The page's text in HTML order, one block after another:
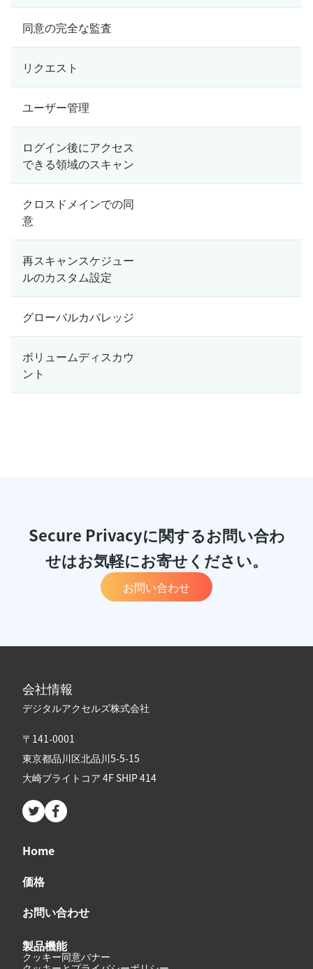
同意の完全な監査
リクエスト
ユーザー管理
ログイン後にアクセス
できる領域のスキャン
クロスドメインでの同
意
再スキャンスケジュー
ルのカスタム設定
グローバルカバレッジ
ボリュームディスカウ
ント
Secure Privacyに関するお問い合わ
せはお気軽にお寄せください。
お問い合わせ
会社情報
デジタルアクセルズ株式会社
〒141-0001
東京都品川区北品川5-5-15
大崎ブライトコア 4F SHIP 414
Home
価格
お問い合わせ
製品機能
クッキー同意バナー